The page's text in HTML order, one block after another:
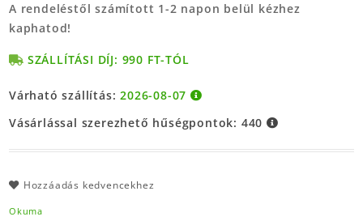
A rendeléstől számított 1-2 napon belül kézhez
kaphatod!
SZÁLLÍTÁSI DÍJ: 990 FT-TÓL
Várható szállítás:2026-08-07
Vásárlással szerezhető hűségpontok: 440
Hozzáadás kedvencekhez
Okuma